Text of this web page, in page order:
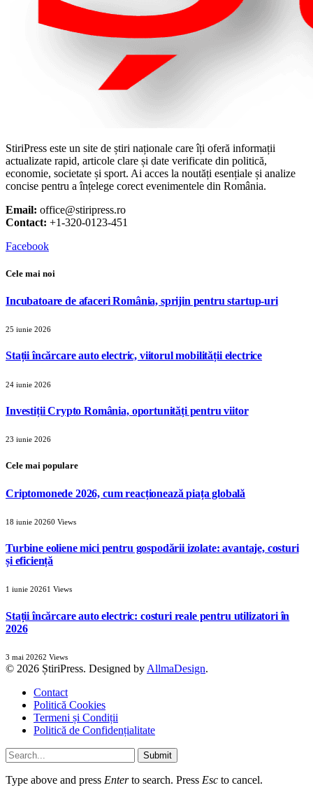
StiriPress este un site de știri naționale care îți oferă informații
actualizate rapid, articole clare și date verificate din politică,
economie, societate și sport. Ai acces la noutăți esențiale și analize
concise pentru a înțelege corect evenimentele din România.
Email: office@stiripress.ro
Contact: +1-320-0123-451
Facebook
Cele mai noi
Incubatoare de afaceri România, sprijin pentru startup-uri
25 iunie 2026
Stații încărcare auto electric, viitorul mobilității electrice
24 iunie 2026
Investiții Crypto România, oportunități pentru viitor
23 iunie 2026
Cele mai populare
Criptomonede 2026, cum reacționează piața globală
18 iunie 20260 Views
Turbine eoliene mici pentru gospodării izolate: avantaje, costuri
și eficiență
1 iunie 20261 Views
Stații încărcare auto electric: costuri reale pentru utilizatori în
2026
3 mai 20262 Views
© 2026 ȘtiriPress. Designed by AllmaDesign.
Contact
Politică Cookies
Termeni și Condiții
Politică de Confidențialitate
Submit
Type above and press Enterto search. Press Esc to cancel.